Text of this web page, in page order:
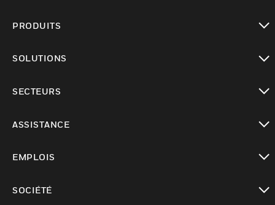
PRODUITS
SOLUTIONS
SECTEURS
ASSISTANCE
EMPLOIS
SOCIÉTÉ